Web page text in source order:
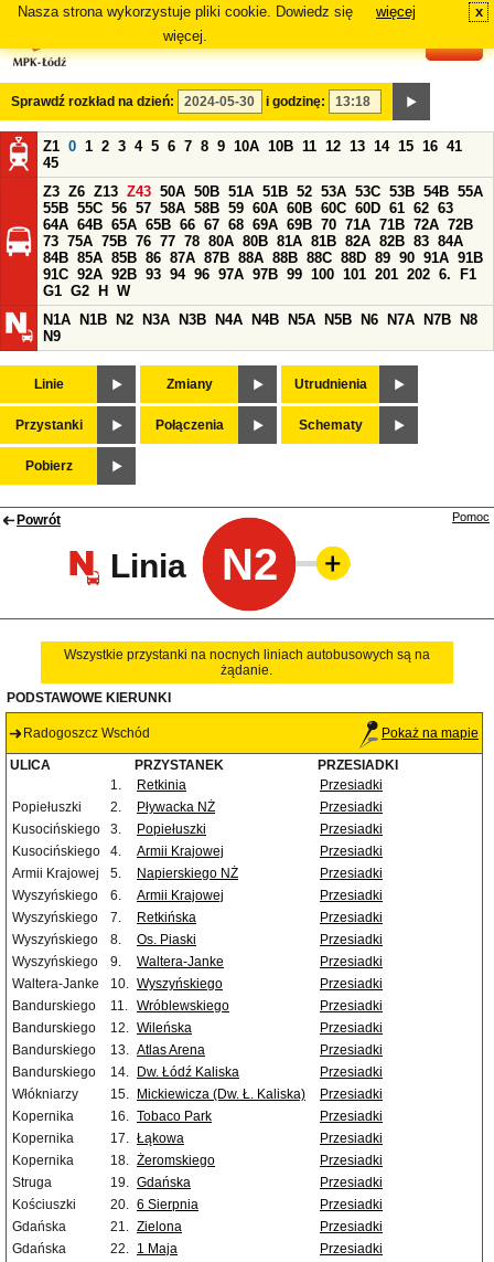
Nasza strona wykorzystuje pliki cookie. Dowiedz się
więcej.
więcej x
Sprawdź rozkład na dzień: i godzinę:
Z1 0 1 2 3 4 5 6 7 8 9 10A 10B 11 12 13 14 15 16 41
45
Z3 Z6 Z13 Z43 50A 50B 51A 51B 52 53A 53C 53B 54B 55A
55B 55C 56 57 58A 58B 59 60A 60B 60C 60D 61 62 63
64A 64B 65A 65B 66 67 68 69A 69B 70 71A 71B 72A 72B
73 75A 75B 76 77 78 80A 80B 81A 81B 82A 82B 83 84A
84B 85A 85B 86 87A 87B 88A 88B 88C 88D 89 90 91A 91B
91C 92A 92B 93 94 96 97A 97B 99 100 101 201 202 6.
F1
G1 G2 H
W
N1A
N1B N2 N3A N3B N4A N4B N5A N5B N6 N7A N7B
N8
N9
Linie Zmiany Utrudnienia
Przystanki Połączenia Schematy
Pobierz
Powrót
Linia N2
Pomoc
Wszystkie przystanki na nocnych liniach autobusowych są na
żądanie.
PODSTAWOWE KIERUNKI
Radogoszcz Wschód Pokaż na mapie
ULICA PRZYSTANEK
PRZESIADKI
1.
Retkinia
Przesiadki
Popiełuszki
2. Pływacka NŻ
Przesiadki
Kusocińskiego
3. Popiełuszki
Przesiadki
Kusocińskiego
4. Armii Krajowej
Przesiadki
Armii Krajowej
5. Napierskiego NŻ
Przesiadki
Wyszyńskiego
6. Armii Krajowej
Przesiadki
Wyszyńskiego
7. Retkińska
Przesiadki
Wyszyńskiego
8. Os. Piaski
Przesiadki
Wyszyńskiego
9. Waltera-Janke
Przesiadki
Waltera-Janke
10. Wyszyńskiego
Przesiadki
Bandurskiego
11. Wróblewskiego
Przesiadki
Bandurskiego
12. Wileńska
Przesiadki
Bandurskiego
13. Atlas Arena
Przesiadki
Bandurskiego
14. Dw. Łódź Kaliska
Przesiadki
Włókniarzy
15. Mickiewicza (Dw. Ł. Kaliska)
Przesiadki
Kopernika
16. Tobaco Park
Przesiadki
Kopernika
17. Łąkowa
Przesiadki
Kopernika
18. Żeromskiego
Przesiadki
Struga
19. Gdańska
Przesiadki
Kościuszki
20. 6 Sierpnia
Przesiadki
Gdańska
21. Zielona
Przesiadki
Gdańska
22. 1 Maja
Przesiadki